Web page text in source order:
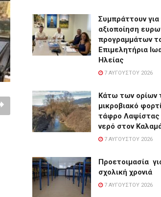
Συμπράττουν για
αξιοποίηση
προγραμμάτων
Επιμελητήρια
Ηλείας
7 ΑΥΓΟΎΣΤΟΥ 2026
Κάτω των ορίων
μικροβιακό
τάφρο Λαψίστας
νερό στον
7 ΑΥΓΟΎΣΤΟΥ 2026
Προετοιμασία
σχολική χρονιά
7 ΑΥΓΟΎΣΤΟΥ 2026